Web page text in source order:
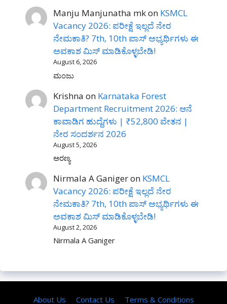
Manju Manjunatha mkon KSMCL
Vacancy 2026: ಪರೀಕ್ಷೆ ಇಲ್ಲದೆ ನೇರ
ನೇಮಕಾತಿ? 7th, 10th ಪಾಸ್ ಅಭ್ಯರ್ಥಿಗಳು ಈ
ಅವಕಾಶ ಮಿಸ್ ಮಾಡಿಕೊಳ್ಳಬೇಡಿ!
August 6, 2026
ಮಂಜು
Krishna on Karnataka Forest
Department Recruitment 2026: ಆನೆ
ಕಾವಾಡಿಗ ಹುದ್ದೆಗಳು | ₹52,800 ವೇತನ |
ನೇರ ಸಂದರ್ಶನ 2026
August 5, 2026
ಅರಣ್ಯ
Nirmala A Ganigeron KSMCL
Vacancy 2026: ಪರೀಕ್ಷೆ ಇಲ್ಲದೆ ನೇರ
ನೇಮಕಾತಿ? 7th, 10th ಪಾಸ್ ಅಭ್ಯರ್ಥಿಗಳು ಈ
ಅವಕಾಶ ಮಿಸ್ ಮಾಡಿಕೊಳ್ಳಬೇಡಿ!
August 2, 2026
Nirmala A Ganiger
About Us Contact Us Terms & Conditions